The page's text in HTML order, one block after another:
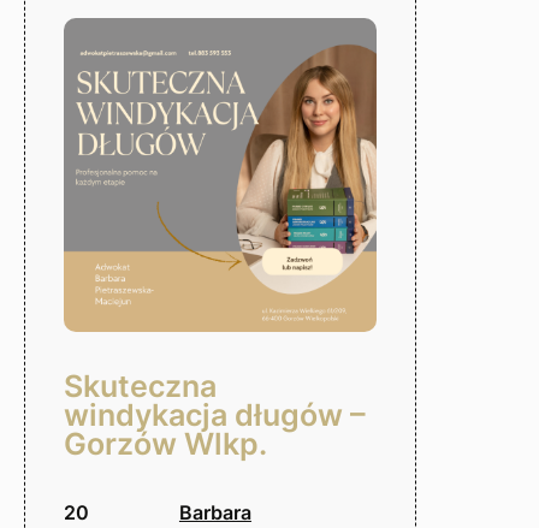
–
czy
warto?
Gorzów
Wielkopolski
Skuteczna
windykacja długów –
Gorzów Wlkp.
20
Barbara